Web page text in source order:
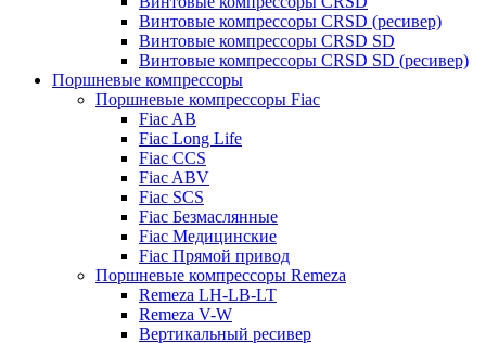
Винтовые компрессоры CRSD (ресивер)
Винтовые компрессоры CRSD SD
Винтовые компрессоры CRSD SD (ресивер)
Поршневые компрессоры
Поршневые компрессоры Fiac
Fiac AB
Fiac Long Life
Fiac CCS
Fiac ABV
Fiac SCS
Fiac Безмаслянные
Fiac Медицинские
Fiac Прямой привод
Поршневые компрессоры Remeza
Remeza LH-LB-LT
Remeza V-W
Вертикальный ресивер